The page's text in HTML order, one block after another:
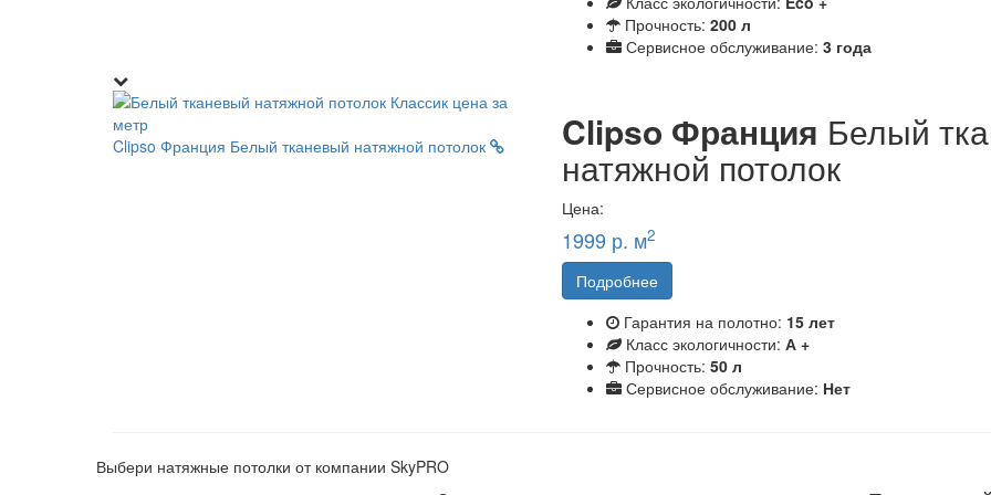
Прочность:200 л
Сервисное обслуживание:3 года
Clipso Франция Белый
натяжной потолок
Цена:
1999 р. м2
Подробнее
Гарантия на полотно: 15 лет
Класс экологичности:А +
Прочность:50 л
Сервисное обслуживание: Нет
Clipso Франция Белый тканевый натяжной потолок
Выбери натяжные потолки от компании SkyPRO